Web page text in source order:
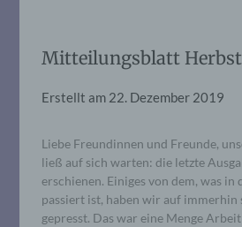
Mitteilungsblatt Herbst
Erstellt am 22. Dezember 2019
Liebe Freundinnen und Freunde,
ließ auf sich warten: die letzte
erschienen. Einiges von dem, was in
passiert ist, haben wir auf immerhin
gepresst. Das war eine Menge